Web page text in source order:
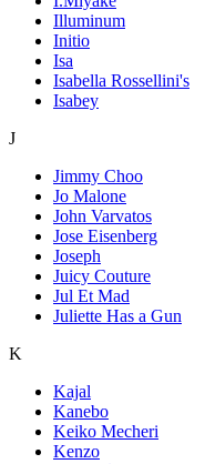
Illuminum
Initio
Isa
Isabella Rossellini's
Isabey
J
Jimmy Choo
Jo Malone
John Varvatos
Jose Eisenberg
Joseph
Juicy Couture
Jul Et Mad
Juliette Has a Gun
K
Kajal
Kanebo
Keiko Mecheri
Kenzo